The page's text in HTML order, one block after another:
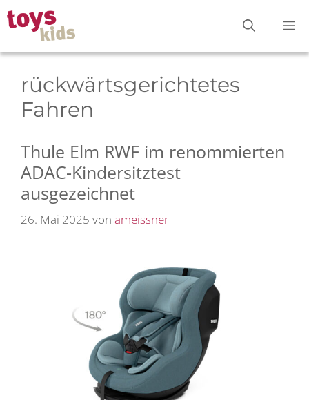
Zum
Inhalt
springen
rückwärtsgerichtetes
Fahren
Thule Elm RWF im renommierten
ADAC-Kindersitztest
ausgezeichnet
26. Mai 2025 von ameissner